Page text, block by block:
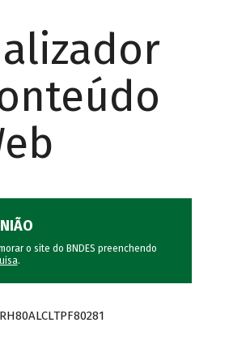
o site do BNDES preenchendo
.